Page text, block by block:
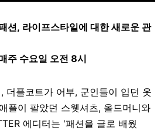
션, 라이프스타일에 대한 새로운 관
주 수요일 오전 8시
더플코트가 어부, 군인들이 입던 옷
플이 팔았던 스웻셔츠, 올드머니와
에디터는 '패션을 글로 배웠